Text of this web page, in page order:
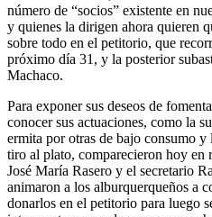
número de “socios” existente en
y quienes la dirigen ahora quieren
sobre todo en el petitorio, que
próximo día 31, y la posterior
Machaco.
Para exponer sus deseos de
conocer sus actuaciones, como la
ermita por otras de bajo consumo
tiro al plato, comparecieron hoy en
José María Rasero y el secretario
animaron a los alburquerqueños a
donarlos en el petitorio para luego